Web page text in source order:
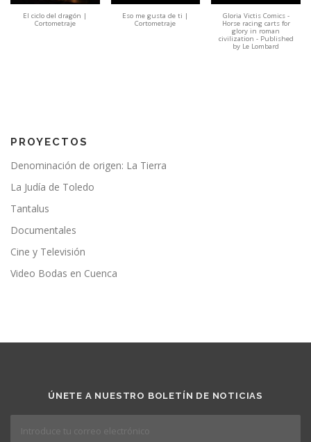
El ciclo del dragón |
Cortometraje
Eso me gusta de ti |
Cortometraje
Gloria Victis Comics -
Horse racing carts for
glory in roman
civilization - Published
by Le Lombard
PROYECTOS
Denominación de origen: La Tierra
La Judía de Toledo
Tantalus
Documentales
Cine y Televisión
Video Bodas en Cuenca
ÚNETE A NUESTRO BOLETÍN DE NOTICIAS